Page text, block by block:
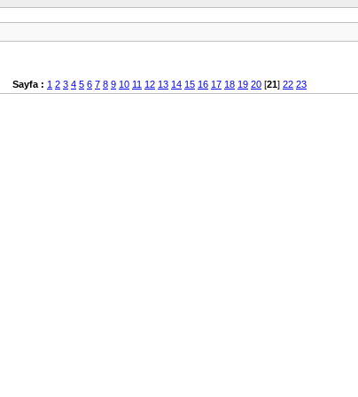
Sayfa : 1 2 3 4 5 6 7 8 9 10 11 12 13 14 15 16 17 18 19 20 [21] 22 23